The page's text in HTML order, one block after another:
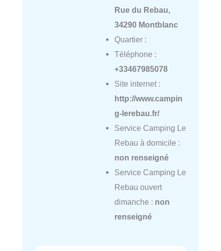
Rue du Rebau,
34290 Montblanc
Quartier :
Téléphone :
+33467985078
Site internet :
http://www.campin
g-lerebau.fr/
Service Camping Le
Rebau à domicile :
non renseigné
Service Camping Le
Rebau ouvert
dimanche : non
renseigné